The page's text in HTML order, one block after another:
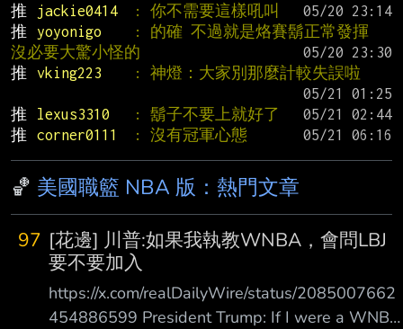
推 jackie0414 : 你不需要這樣吼叫
推
yoyonigo
: 的確 不過就是烙賽鬍正常發揮
沒必要大驚小怪的
推
vking223
: 神燈：大家別那麼計較失誤啦
推
lexus3310 : 鬍子不要上就好了
推
corner0111 : 沒有冠軍心態
🏀 美國職籃 NBA 版：熱門文章
97 [花邊] 川普:如果我執教WNBA，會問LBJ
要不要加入
https://x.com/realDailyWire/status/2085007662
454886599 President Trump: If I were a WNBA